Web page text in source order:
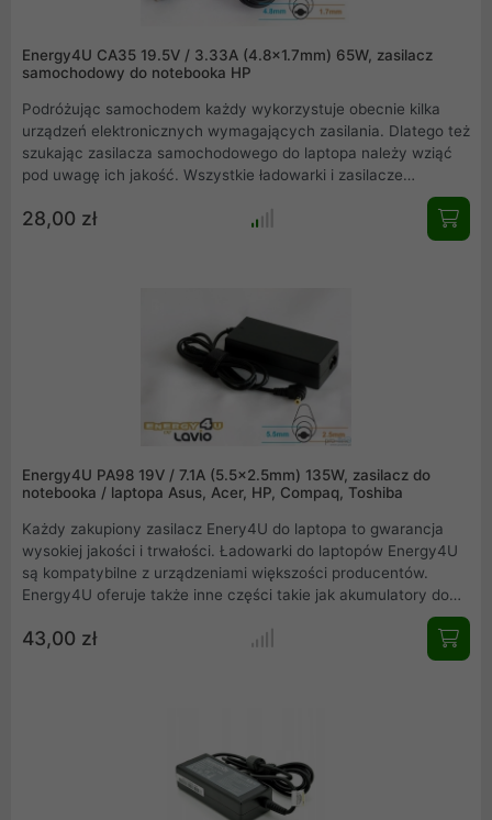
Energy4U CA35 19.5V / 3.33A (4.8x1.7mm) 65W, zasilacz
samochodowy do notebooka HP
Podróżując samochodem każdy wykorzystuje obecnie kilka
urządzeń elektronicznych wymagających zasilania. Dlatego też
szukając zasilacza samochodowego do laptopa należy wziąć
pod uwagę ich jakość. Wszystkie ładowarki i zasilacze
samochodowe Energy4U do laptopów spełniają wymagane
normy jakości. Każda dedykowana samochodowa ładowarka i
zasilacz do laptopa marki Energy4U sprawi, że będziesz mógł
28,00 zł
Energy4U PA98 19V / 7.1A (5.5x2.5mm) 135W, zasilacz do
notebooka / laptopa Asus, Acer, HP, Compaq, Toshiba
Każdy zakupiony zasilacz Enery4U do laptopa to gwarancja
wysokiej jakości i trwałości. Ładowarki do laptopów Energy4U
są kompatybilne z urządzeniami większości producentów.
Energy4U oferuje także inne części takie jak akumulatory do
laptopów marki Energy4U oraz LAVIO. Zakupione produkty do
notebooków będą działać bezawaryjnie przez cały okres ich
43,00 zł